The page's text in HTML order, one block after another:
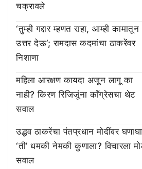
चक्रावले
‘तुम्ही गद्दार म्हणत राहा, आम्ही कामातून
उत्तर देऊ’; रामदास कदमांचा ठाकरेंवर
निशाणा
महिला आरक्षण कायदा अजून लागू का
नाही? किरण रिजिजूंना काँग्रेसचा थेट
सवाल
उद्धव ठाकरेंचा पंतप्रधान मोदींवर
‘ती’ धमकी नेमकी कुणाला? विचारला
सवाल